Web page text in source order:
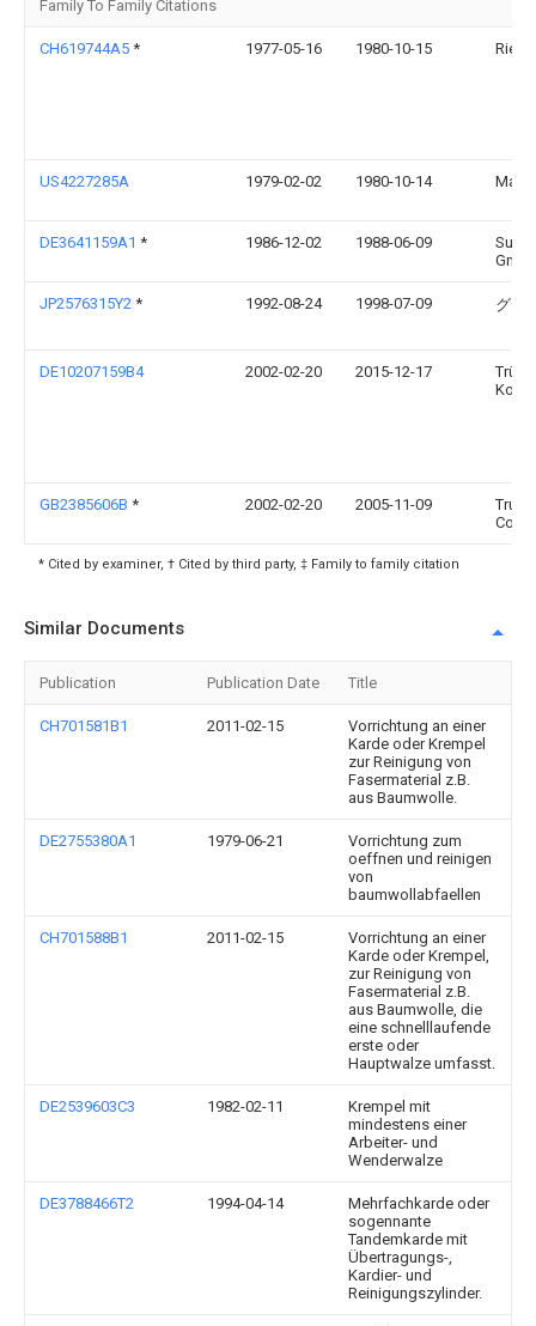
Family To Family Citations
CH619744A5 * 1977-05-16 1980-10-15
US4227285A 1979-02-02 1980-10-14
DE3641159A1 * 1986-12-02 1988-06-09
Gmbh
JP2576315Y2 * 1992-08-24 1998-07-09 グン
DE10207159B4 2002-02-20 2015-12-17
GB2385606B * 2002-02-20 2005-11-09
Co Kg
* Cited by examiner, † Cited by third party, ‡ Family to family citation
Similar Documents
Publication Publication Date Title
CH701581B1 2011-02-15
Vorrichtung an einer
Karde oder Krempel
zur Reinigung von
Fasermaterial z.B.
aus Baumwolle.
DE2755380A1 1979-06-21
Vorrichtung zum
oeffnen und reinigen
von
baumwollabfaellen
CH701588B1 2011-02-15
Vorrichtung an einer
Karde oder Krempel,
zur Reinigung von
Fasermaterial z.B.
aus Baumwolle, die
eine schnelllaufende
erste oder
Hauptwalze umfasst.
DE2539603C3 1982-02-11
Krempel mit
mindestens einer
Arbeiter- und
Wenderwalze
DE3788466T2 1994-04-14
Mehrfachkarde oder
sogennante
Tandemkarde mit
Übertragungs-,
Kardier- und
Reinigungszylinder.